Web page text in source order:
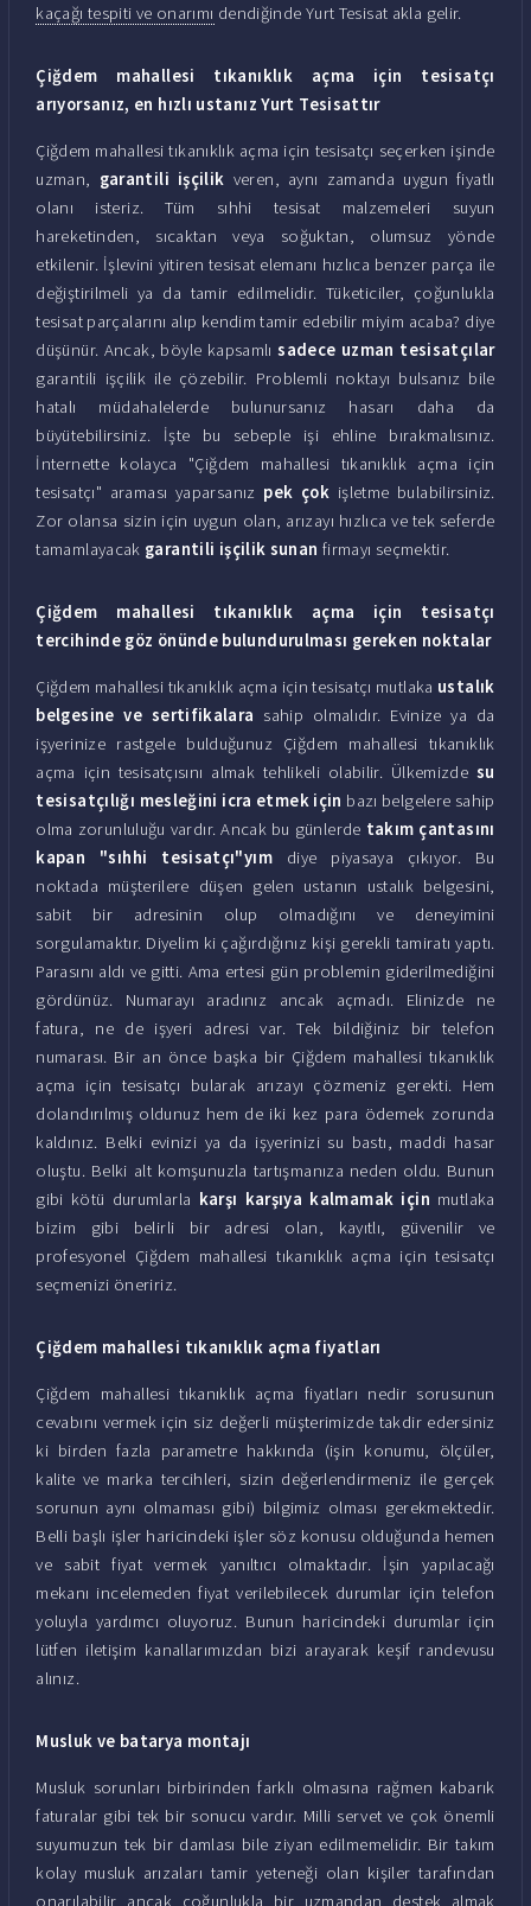
kaçağı tespiti ve onarımı dendiğinde Yurt Tesisat akla gelir.
Çiğdem mahallesi tıkanıklık açma için tesisatçı
arıyorsanız, en hızlı ustanız Yurt Tesisattır
Çiğdem mahallesi tıkanıklık açma için tesisatçı seçerken işinde
uzman, garantili işçilik veren, aynı zamanda uygun fiyatlı
olanı isteriz. Tüm sıhhi tesisat malzemeleri suyun
hareketinden, sıcaktan veya soğuktan, olumsuz yönde
etkilenir. İşlevini yitiren tesisat elemanı hızlıca benzer parça ile
değiştirilmeli ya da tamir edilmelidir. Tüketiciler, çoğunlukla
tesisat parçalarını alıp kendim tamir edebilir miyim acaba? diye
düşünür. Ancak, böyle kapsamlısadece uzman tesisatçılar
garantili işçilik ile çözebilir. Problemli noktayı bulsanız bile
hatalı müdahalelerde bulunursanız hasarı daha da
büyütebilirsiniz. İşte bu sebeple işi ehline bırakmalısınız.
İnternette kolayca "Çiğdem mahallesi tıkanıklık açma için
tesisatçı" araması yaparsanız pek çok işletme bulabilirsiniz.
Zor olansa sizin için uygun olan, arızayı hızlıca ve tek seferde
tamamlayacak garantili işçilik sunan firmayı seçmektir.
Çiğdem mahallesi tıkanıklık açma için tesisatçı
tercihinde göz önünde bulundurulması gereken noktalar
Çiğdem mahallesi tıkanıklık açma için tesisatçı mutlaka ustalık
belgesine ve sertifikalara sahip olmalıdır. Evinize ya da
işyerinize rastgele bulduğunuz Çiğdem mahallesi tıkanıklık
açma için tesisatçısını almak tehlikeli olabilir. Ülkemizde su
tesisatçılığı mesleğini icra etmek için bazı belgelere sahip
olma zorunluluğu vardır. Ancak bu günlerde takım çantasını
kapan "sıhhi tesisatçı"yımdiye piyasaya çıkıyor. Bu
noktada müşterilere düşen gelen ustanın ustalık belgesini,
sabit bir adresinin olup olmadığını ve deneyimini
sorgulamaktır. Diyelim ki çağırdığınız kişi gerekli tamiratı yaptı.
Parasını aldı ve gitti. Ama ertesi gün problemin giderilmediğini
gördünüz. Numarayı aradınız ancak açmadı. Elinizde ne
fatura, ne de işyeri adresi var. Tek bildiğiniz bir telefon
numarası. Bir an önce başka bir Çiğdem mahallesi tıkanıklık
açma için tesisatçı bularak arızayı çözmeniz gerekti. Hem
dolandırılmış oldunuz hem de iki kez para ödemek zorunda
kaldınız. Belki evinizi ya da işyerinizi su bastı, maddi hasar
oluştu. Belki alt komşunuzla tartışmanıza neden oldu. Bunun
gibi kötü durumlarla karşı karşıya kalmamak için mutlaka
bizim gibi belirli bir adresi olan, kayıtlı, güvenilir ve
profesyonel Çiğdem mahallesi tıkanıklık açma için tesisatçı
seçmenizi öneririz.
Çiğdem mahallesi tıkanıklık açma fiyatları
Çiğdem mahallesi tıkanıklık açma fiyatları nedir sorusunun
cevabını vermek için siz değerli müşterimizde takdir edersiniz
ki birden fazla parametre hakkında (işin konumu, ölçüler,
kalite ve marka tercihleri, sizin değerlendirmeniz ile gerçek
sorunun aynı olmaması gibi) bilgimiz olması gerekmektedir.
Belli başlı işler haricindeki işler söz konusu olduğunda hemen
ve sabit fiyat vermek yanıltıcı olmaktadır. İşin yapılacağı
mekanı incelemeden fiyat verilebilecek durumlar için telefon
yoluyla yardımcı oluyoruz. Bunun haricindeki durumlar için
lütfen iletişim kanallarımızdan bizi arayarak keşif randevusu
alınız.
Musluk ve batarya montajı
Musluk sorunları birbirinden farklı olmasına rağmen kabarık
faturalar gibi tek bir sonucu vardır. Milli servet ve çok önemli
suyumuzun tek bir damlası bile ziyan edilmemelidir. Bir takım
kolay musluk arızaları tamir yeteneği olan kişiler tarafından
onarılabilir ancak çoğunlukla bir uzmandan destek almak